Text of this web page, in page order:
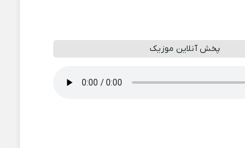
پخش آنلاین موزیک